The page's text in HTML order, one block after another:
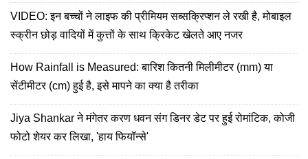
VIDEO: इन बच्चों ने लाइफ की प्रीमियम सब्सक्रिप्शन ले रखी है, मोबाइल
स्क्रीन छोड़ वादियों में कुत्तों के साथ क्रिकेट खेलते आए नजर
How Rainfall is Measured: बारिश कितनी मिलीमीटर (mm) या
सेंटीमीटर (cm) हुई है, इसे मापने का क्या है तरीका
Jiya Shankar ने मंगेतर करण धवन संग डिनर डेट पर हुई रोमांटिक, कोजी
फोटो शेयर कर लिखा, 'हाय फियॉन्से'